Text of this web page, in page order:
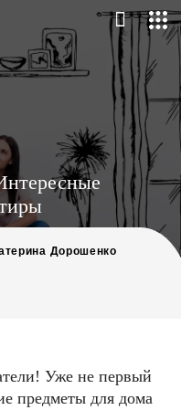
Дорошенко
Уже не первый
предметы для дома